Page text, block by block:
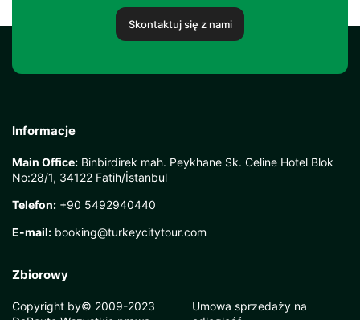
Skontaktuj się z nami
Informacje
Main Office: Binbirdirek mah. Peykhane Sk. Celine Hotel Blok
No:28/1, 34122 Fatih/İstanbul
Telefon: +90 5492940440
E-mail: booking@turkeycitytour.com
Zbiorowy
Copyright by© 2009-2023
Umowa sprzedaży na